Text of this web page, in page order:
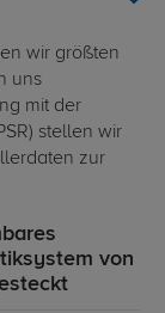
wir größten
uns
mit der
stellen wir
zur
von